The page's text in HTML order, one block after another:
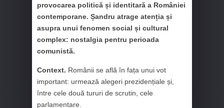
provocarea politică și identitară a României
contemporane. Șandru atrage atenția și
asupra unui fenomen social și cultural
complex: nostalgia pentru perioada
comunistă.
Context. Românii se află în fața unui vot
important: urmează alegeri prezidențiale și,
între cele două tururi de scrutin, cele
parlamentare.